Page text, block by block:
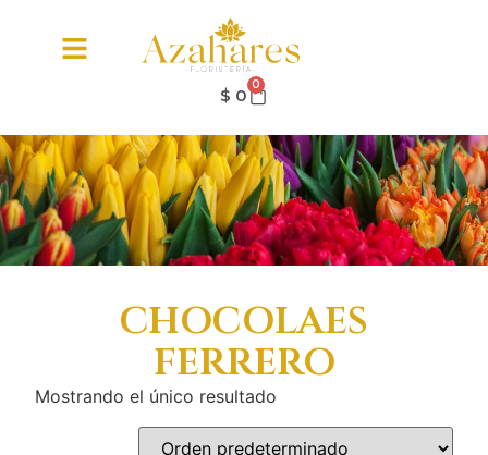
$ 0 0
chocolaes
ferrero
Mostrando el único resultado